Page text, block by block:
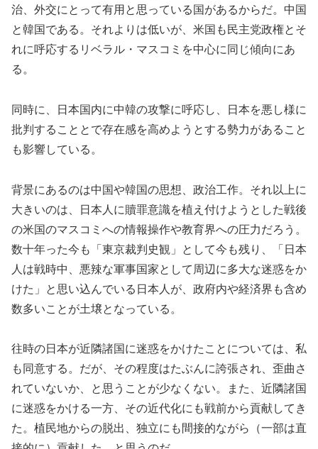
治、外交にとって有用と思っている国があるからだ。中国
と韓国である。それよりは低いが、米国も民主党政権とそ
れに呼応するリベラル・マスコミを中心に同じ傾向にあ
る。
同時に、日本国内に中韓の攻撃に呼応し、日本を悪し様に
批判することとで存在感を高めようとする勢力があること
も影響している。
背景にあるのは中国や韓国の思想、政治工作。それ以上に
大きいのは、日本人に贖罪意識を植え付けようとした戦後
の米国のマスコミへの情報操作や教育界への圧力だろう。
数十年った今も「東京裁判史観」として今も残り、「日本
人は戦時中、悪辣な軍事国家として周辺に多大な迷惑をか
けた」と思い込んでいる日本人が、政府内や経済界も含め
数多いことが土壌となっている。
往時の日本が近隣諸国に迷惑をかけたことについては、私
も同意する。だが、その程度はたぶんに誇張され、歪曲さ
れていないか、と思うことが少なくない。また、近隣諸国
に迷惑をかける一方、その近代化にも戦前から貢献してき
た。植民地からの脱出、独立にも間接的ながら（一部は直